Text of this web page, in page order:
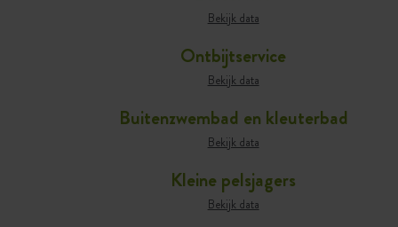
Bekijk data
Ontbijtservice
Bekijk data
Buitenzwembad en kleuterbad
Bekijk data
Kleine pelsjagers
Bekijk data